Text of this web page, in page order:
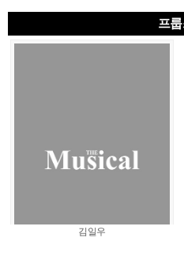
프
김일우